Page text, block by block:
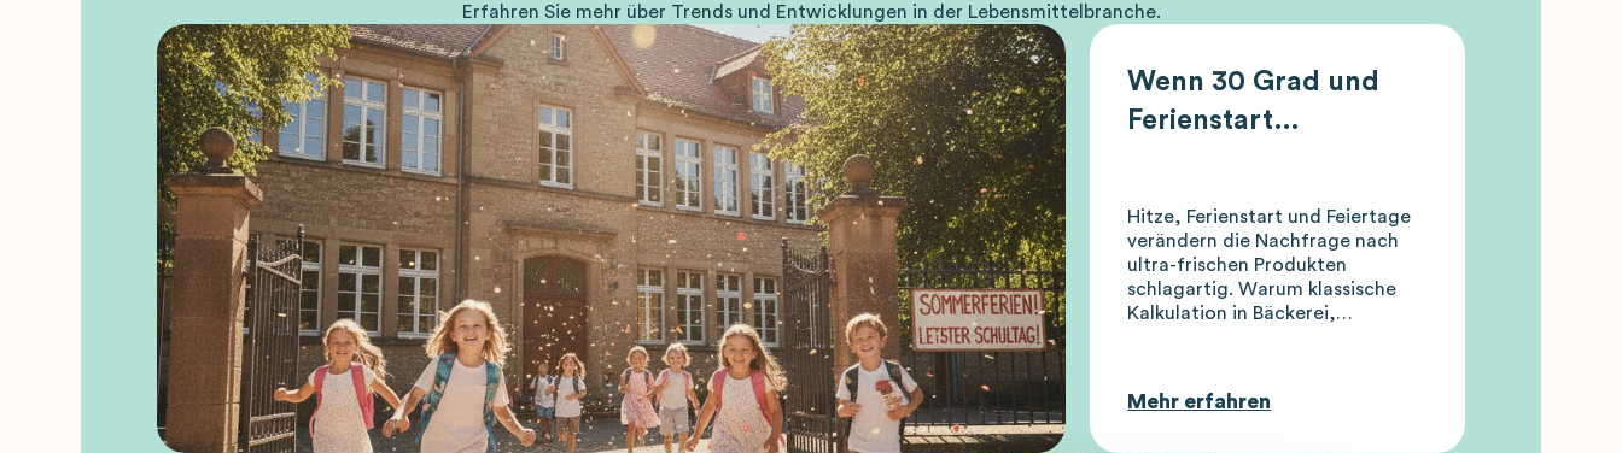
Erfahren Sie mehr über Trends und Entwicklungen in der Lebensmittelbranche.
Wenn 30 Grad und
Ferienstart
Bauchgefühl vor
allem in
Extremsituationen an
Hitze, Ferienstart und Feiertage
verändern die Nachfrage nach
ultra-frischen Produkten
schlagartig. Warum klassische
Kalkulation in Bäckerei,
Wareneinsatz optimiert.
Mehr erfahren